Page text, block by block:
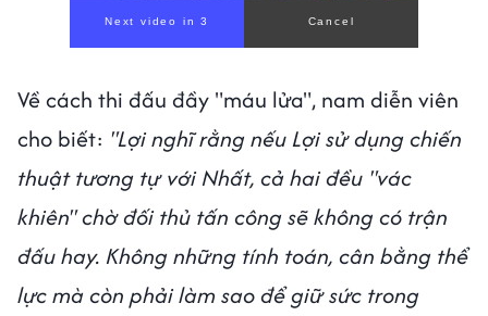
Về cách thi đấu đầy "máu lửa", nam diễn viên
cho biết: "Lợi nghĩ rằng nếu Lợi sử dụng chiến
thuật tương tự với Nhất, cả hai đều "vác
khiên" chờ đối thủ tấn công sẽ không có trận
đấu hay. Không những tính toán, cân bằng thể
lực mà còn phải làm sao để giữ sức trong